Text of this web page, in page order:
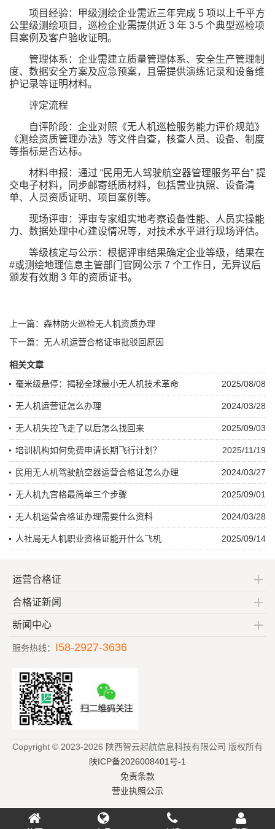
项目经验：甲级测绘企业需近三年完成 5 项以上千平方
公里级测绘项目，巡检企业需提供近 3 年 3-5 个典型巡检项
目案例及客户验收证明。
管理体系：企业需建立质量管理体系、安全生产管理制
度、数据安全方案及应急预案，且需提供演练记录和设备维
护记录等证明材料。
评定流程
自评阶段：企业对照《无人机巡检服务能力评价规范》
《测绘资质管理办法》等文件自查，核查人员、设备、制度
等指标是否达标。
材料申报：通过 “民用无人驾驶航空器管理服务平台” 提
交电子材料，同步邮寄纸质材料，包括营业执照、设备清
单、人员资质证明、项目案例等。
现场评审：评审专家组实地考察设备性能、人员实操能
力、数据处理中心建设情况等，对技术水平进行现场评估。
等级核定与公示：根据评审结果确定企业等级，结果在
#或测绘地理信息主管部门官网公示 7 个工作日，无异议后
颁发有效期 3 年的资质证书。
上一篇：森林防火巡检无人机资质办理
下一篇：无人机运营合格证审批驳回原因
相关文章
2025/08/08
毫米级悬停：揭秘全球最小无人机技术革命
2024/03/28
无人机运营证怎么办理
2025/09/03
无人机失控飞走了以后怎么找回来
2025/11/19
培训机构如何免费申请长期飞行计划？
2024/03/27
民用无人机驾驶航空器运营合格证怎么办理
2025/09/01
无人机九宫格最简单三个步骤
2024/03/28
无人机运营合格证办理需要什么资料
2025/09/14
人社局无人机职业资格证能开什么飞机
运营合格证
合格证新闻
新闻中心
服务热线： I58-2927-3636
Copyright © 2023-2026 陕西智云起航信息科技有限公司 版权所有
陕ICP备2026008401号-1
免责条款
营业执照公示